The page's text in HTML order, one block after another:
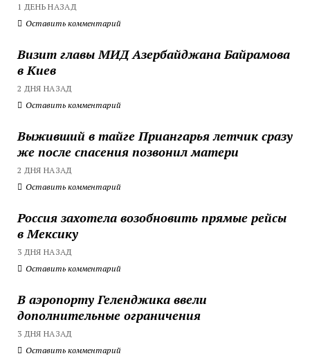
1 ДЕНЬ НАЗАД
Оставить комментарий
Визит главы МИД Азербайджана Байрамова
в Киев
2 ДНЯ НАЗАД
Оставить комментарий
Выживший в тайге Приангарья летчик сразу
же после спасения позвонил матери
2 ДНЯ НАЗАД
Оставить комментарий
Россия захотела возобновить прямые рейсы
в Мексику
3 ДНЯ НАЗАД
Оставить комментарий
В аэропорту Геленджика ввели
дополнительные ограничения
3 ДНЯ НАЗАД
Оставить комментарий